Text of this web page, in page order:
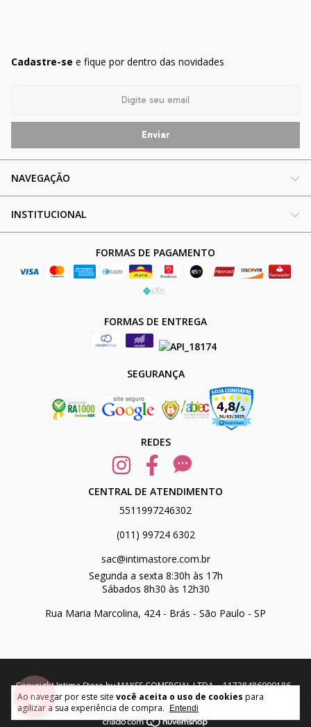
Ao navegar por este site você aceita o uso de cookies para
agilizar a sua experiência de compra.
Entendi
Cadastre-se e fique por dentro das novidades
NAVEGAÇÃO
INSTITUCIONAL
FORMAS DE PAGAMENTO
FORMAS DE ENTREGA
SEGURANÇA
REDES
CENTRAL DE ATENDIMENTO
5511997246302
(011) 99724 6302
sac@intimastore.com.br
Segunda a sexta 8:30h às 17h
Sábados 8h30 às 12h30
Rua Maria Marcolina, 424 - Brás - São Paulo - SP
Copyright Intima Store by MAKSS COMERCIAL LTDA. - 11738486000186 -
2026. Todos os direitos reservados.
▲